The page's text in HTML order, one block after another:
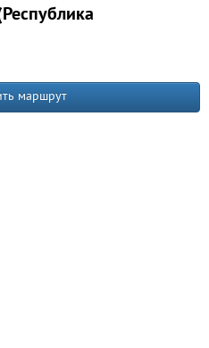
маршрут